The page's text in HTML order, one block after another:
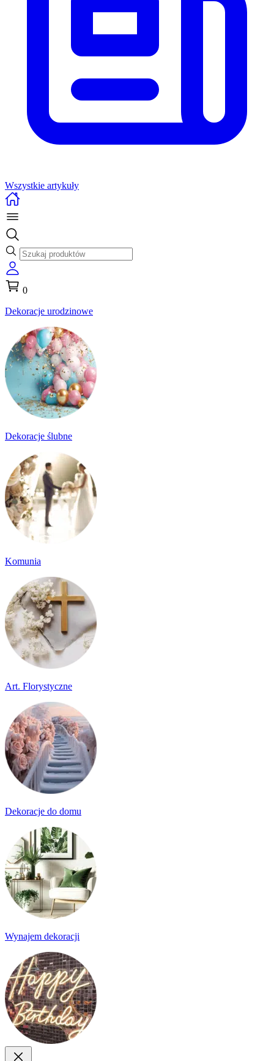
Wszystkie artykuły
0
Dekoracje urodzinowe
Dekoracje ślubne
Komunia
Art. Florystyczne
Dekoracje do domu
Wynajem dekoracji